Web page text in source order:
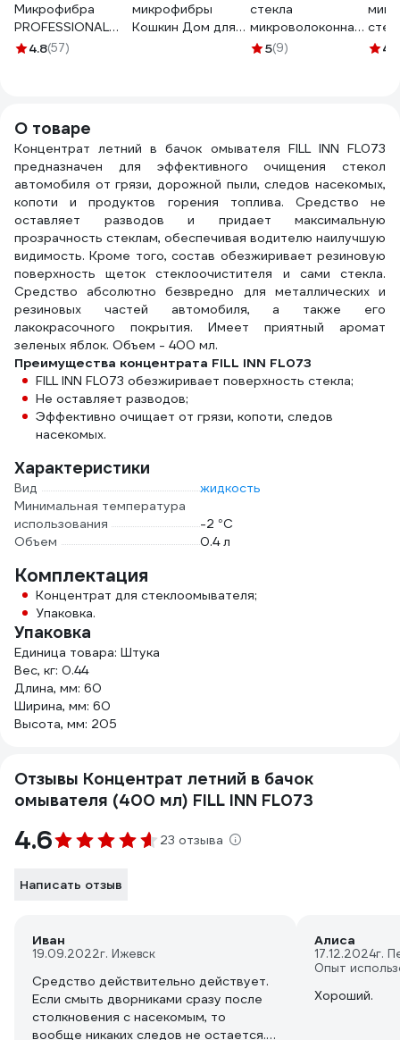
Микрофибра
PROFESSIONAL
для стекол и
4.8(57)
микрофибры
Кошкин Дом для
стекла
микроволоконная
ПУ HQ profiline
5(9)
CM-
4.9
О товаре
Концентрат летний в бачок омывателя FILL INN FL073
предназначен для эффективного очищения стекол
автомобиля от грязи, дорожной пыли, следов насекомых,
копоти и продуктов горения топлива. Средство не
оставляет разводов и придает максимальную
прозрачность стеклам, обеспечивая водителю наилучшую
видимость. Кроме того, состав обезжиривает резиновую
поверхность щеток стеклоочистителя и сами стекла.
Средство абсолютно безвредно для металлических и
резиновых частей автомобиля, а также его
лакокрасочного покрытия. Имеет приятный аромат
зеленых яблок. Объем - 400 мл.
Преимущества концентрата FILL INN FL073
FILL INN FL073 обезжиривает поверхность стекла;
Не оставляет разводов;
Эффективно очищает от грязи, копоти, следов
насекомых.
Характеристики
Вид
жидкость
Минимальная температура
использования
-2 °С
Объем
0.4 л
Комплектация
Концентрат для стеклоомывателя;
Упаковка.
Упаковка
Единица товара: Штука
Вес, кг: 0.44
Длина, мм: 60
Ширина, мм: 60
Высота, мм: 205
Отзывы Концентрат летний в бачок
омывателя (400 мл) FILL INN FL073
4.6 23 отзыва
Написать отзыв
Иван
19.09.2022г. Ижевск
Средство действительно действует.
Если смыть дворниками сразу после
столкновения с насекомым, то
вообще никаких следов не остается. В
Алиса
17.12.2024г.
Опыт
Хороший.